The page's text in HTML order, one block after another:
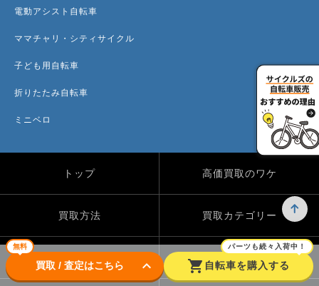
無料
買取 / 査定はこちら keyboard_arrow_down shopping_cart
パーツも続々入荷中！
自転車を購入する
電動アシスト自転車
ママチャリ・シティサイクル
子ども用自転車
折りたたみ自転車
ミニベロ
トップ 高価買取のワケ
買取方法 買取カテゴリー
買取実績 自転車のコラム